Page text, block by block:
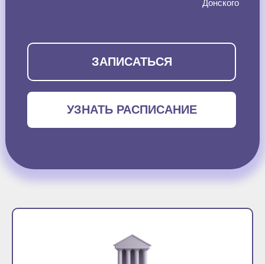
Донского
УЗНАТЬ РАСПИСАНИЕ
ЗАПИСАТЬСЯ